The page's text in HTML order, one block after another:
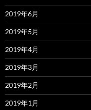
2019年6月
2019年5月
2019年4月
2019年3月
2019年2月
2019年1月